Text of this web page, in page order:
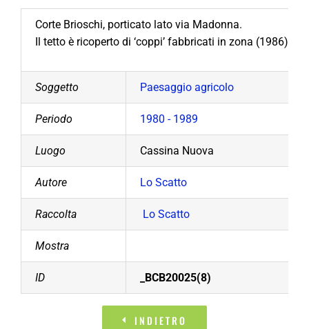
Corte Brioschi, porticato lato via Madonna.
Il tetto è ricoperto di ‘coppi’ fabbricati in zona (1986).
Soggetto Paesaggio agricolo
Periodo 1980 - 1989
Luogo Cassina Nuova
Autore Lo Scatto
Raccolta Lo Scatto
Mostra
ID _BCB20025(8)
INDIETRO